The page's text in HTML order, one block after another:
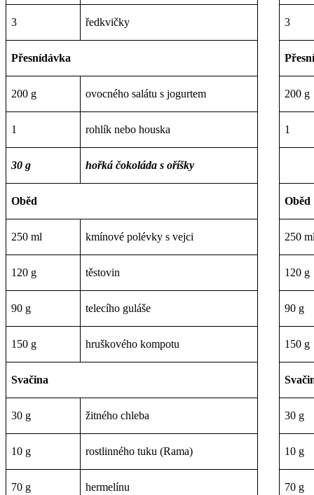
3 ředkvičky 3
Přesnídávka
200 g ovocného salátu s jogurtem 200 g
1 rohlík nebo houska 1
30 g hořká čokoláda s oříšky
Oběd Oběd
250 ml kmínové polévky s vejci 250
120 g těstovin 120 g
90 g telecího guláše 90 g
150 g hruškového kompotu 150 g
Svačina
30 g žitného chleba 30 g
10 g rostlinného tuku (Rama) 10 g
70 g hermelínu 70 g